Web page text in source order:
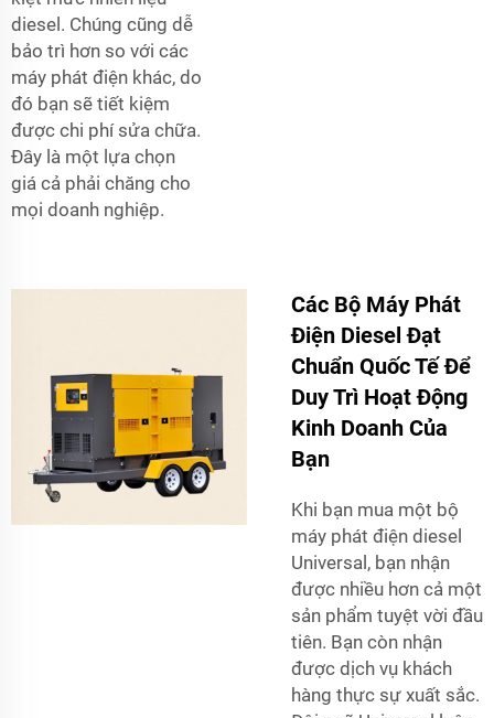
diesel. Chúng cũng dễ
bảo trì hơn so với các
máy phát điện khác, do
đó bạn sẽ tiết kiệm
được chi phí sửa chữa.
Đây là một lựa chọn
giá cả phải chăng cho
mọi doanh nghiệp.
Các Bộ Máy Phát
Điện Diesel Đạt
Chuẩn Quốc Tế Để
Duy Trì Hoạt Động
Kinh Doanh Của
Bạn
Khi bạn mua một bộ
máy phát điện diesel
Universal, bạn nhận
được nhiều hơn cả một
sản phẩm tuyệt vời đầu
tiên. Bạn còn nhận
được dịch vụ khách
hàng thực sự xuất sắc.